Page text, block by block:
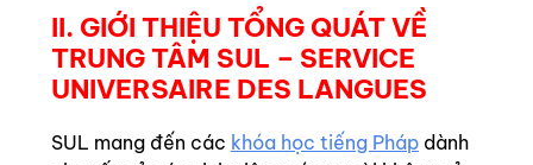
II. GIỚI THIỆU TỔNG QUÁT VỀ
TRUNG TÂM SUL – SERVICE
UNIVERSAIRE DES LANGUES
SUL mang đến các khóa học tiếng Pháp dành